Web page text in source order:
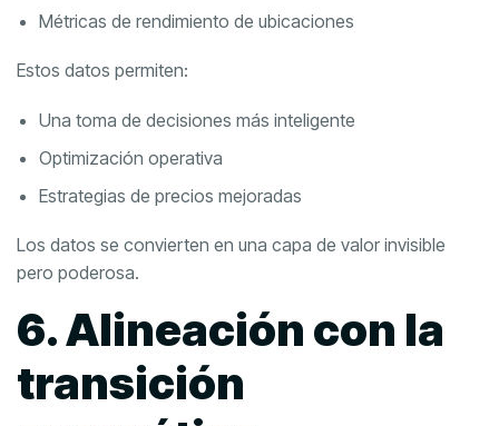
Métricas de rendimiento de ubicaciones
Estos datos permiten:
Una toma de decisiones más inteligente
Optimización operativa
Estrategias de precios mejoradas
Los datos se convierten en una capa de valor invisible
pero poderosa.
6. Alineación con la
transición